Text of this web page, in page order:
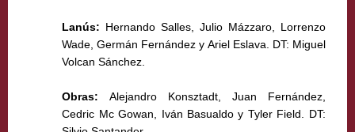
Lanús: Hernando Salles, Julio Mázzaro, Lorrenzo
Wade, Germán Fernández y Ariel Eslava. DT: Miguel
Volcan Sánchez.
Obras:Alejandro Konsztadt, Juan Fernández,
Cedric Mc Gowan, Iván Basualdo y Tyler Field. DT: